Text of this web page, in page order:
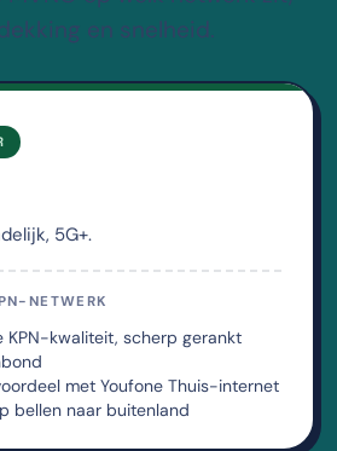
en snelheid.
5G+.
NETWERK
KPN-kwaliteit, scherp gerankt
met Youfone Thuis-internet
bellen naar buitenland